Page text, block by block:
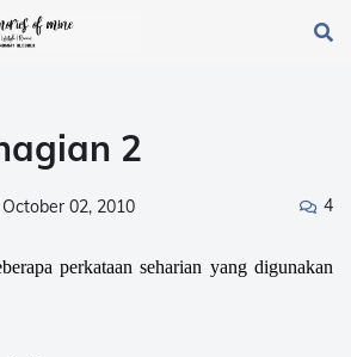
2
October 02, 2010 4
perkataan seharian yang digunakan